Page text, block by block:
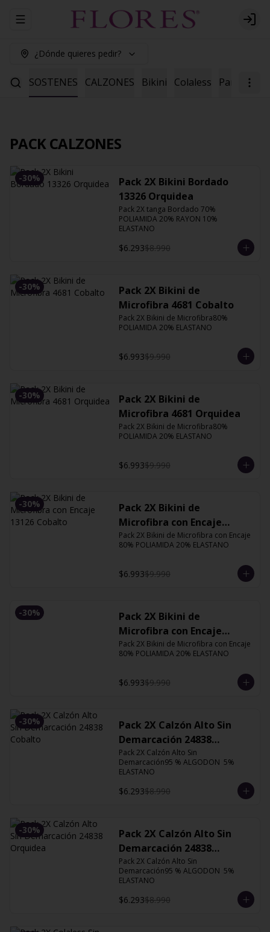
Abrir menu de navegación Login
¿Dónde quieres pedir?
SOSTENES CALZONES Bikini Colaless Pantaleta
PACK CALZONES
-30%
Pack 2X Bikini Bordado
13326 Orquidea
Pack 2X tanga Bordado 70%
POLIAMIDA 20% RAYON 10%
ELASTANO
$6.293$8.990
-30%
Pack 2X Bikini de
Microfibra 4681 Cobalto
Pack 2X Bikini de Microfibra80%
POLIAMIDA 20% ELASTANO
$6.993$9.990
-30%
Pack 2X Bikini de
Microfibra 4681 Orquidea
Pack 2X Bikini de Microfibra80%
POLIAMIDA 20% ELASTANO
$6.993$9.990
-30%
Pack 2X Bikini de
Microfibra con Encaje
13126 Cobalto
Pack 2X Bikini de Microfibra con Encaje
80% POLIAMIDA 20% ELASTANO
$6.993$9.990
-30%
Pack 2X Bikini de
Microfibra con Encaje
13126 Orquidea
Pack 2X Bikini de Microfibra con Encaje
80% POLIAMIDA 20% ELASTANO
$6.993$9.990
-30%
Pack 2X Calzón Alto Sin
Demarcación 24838
Cobalto
Pack 2X Calzón Alto Sin
Demarcación95 % ALGODON  5%
ELASTANO
$6.293$8.990
-30%
Pack 2X Calzón Alto Sin
Demarcación 24838
Orquidea
Pack 2X Calzón Alto Sin
Demarcación95 % ALGODON  5%
ELASTANO
$6.293$8.990